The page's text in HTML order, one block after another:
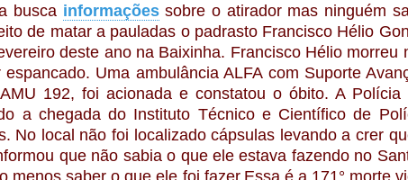
busca informaçõessobre o atirador mas ninguém
de matar a pauladas o padrasto Francisco Hélio
deste ano na Baixinha. Francisco Hélio morreu
Uma ambulância ALFA com Suporte
192, foi acionada e constatou o óbito. A Polícia
a chegada do Instituto Técnico e Científico de
No local não foi localizado cápsulas levando a crer
que não sabia o que ele estava fazendo no
menos saber o que ele foi fazer.Essa é a 171° morte